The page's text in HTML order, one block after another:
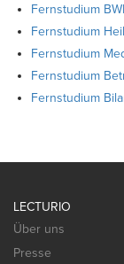
Fernstudium
Fernstudium
Fernstudium
Fernstudium
Fernstudium
LECTURIO
Über uns
Presse